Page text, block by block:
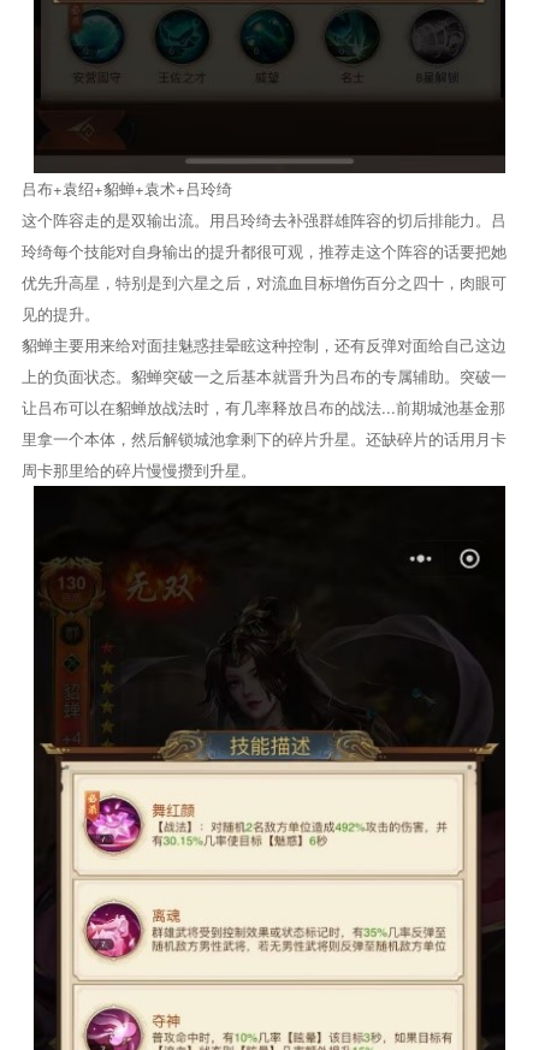
吕布+袁绍+貂蝉+袁术+吕玲绮
这个阵容走的是双输出流。用吕玲绮去补强群雄阵容的切后排能力。吕
玲绮每个技能对自身输出的提升都很可观，推荐走这个阵容的话要把她
优先升高星，特别是到六星之后，对流血目标增伤百分之四十，肉眼可
见的提升。
貂蝉主要用来给对面挂魅惑挂晕眩这种控制，还有反弹对面给自己这边
上的负面状态。貂蝉突破一之后基本就晋升为吕布的专属辅助。突破一
让吕布可以在貂蝉放战法时，有几率释放吕布的战法...前期城池基金那
里拿一个本体，然后解锁城池拿剩下的碎片升星。还缺碎片的话用月卡
周卡那里给的碎片慢慢攒到升星。